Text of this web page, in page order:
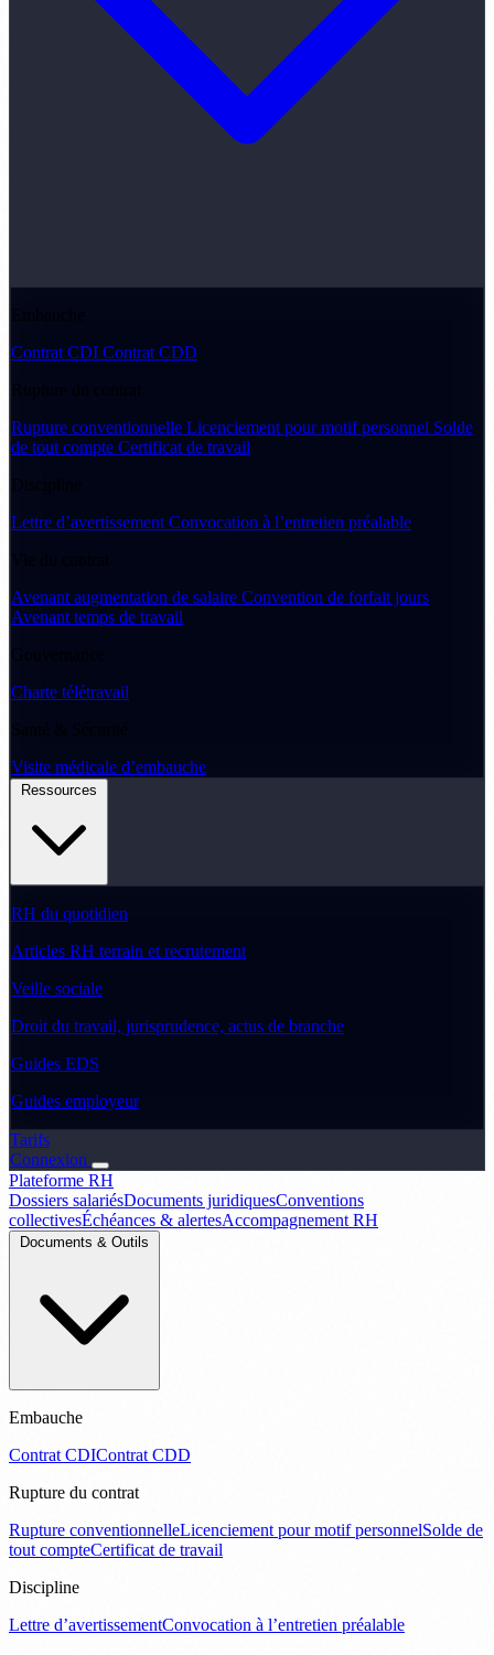
Embauche
Contrat CDI Contrat CDD
Rupture du contrat
Rupture conventionnelle Licenciement pour motif personnel Solde
de tout compte Certificat de travail
Discipline
Lettre d’avertissement Convocation à l’entretien préalable
Vie du contrat
Avenant augmentation de salaire Convention de forfait jours
Avenant temps de travail
Gouvernance
Charte télétravail
Santé & Sécurité
Visite médicale d’embauche
RH du quotidien
Articles RH terrain et recrutement
Veille sociale
Droit du travail, jurisprudence, actus de branche
Guides EDS
Guides employeur
Tarifs
Connexion
Plateforme RH
Dossiers salariésDocuments juridiquesConventions
collectivesÉchéances & alertesAccompagnement RH
Embauche
Contrat CDIContrat CDD
Rupture du contrat
Rupture conventionnelleLicenciement pour motif personnelSolde de
tout compteCertificat de travail
Discipline
Lettre d’avertissementConvocation à l’entretien préalable